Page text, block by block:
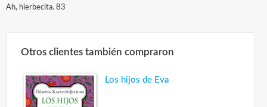
Ah, hierbecita. 83
Otros clientes también compraron
Los hijos de Eva